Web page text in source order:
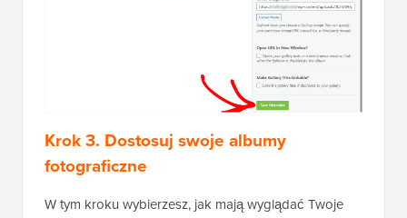
Krok 3. Dostosuj swoje albumy
fotograficzne
W tym kroku wybierzesz, jak mają wyglądać Twoje